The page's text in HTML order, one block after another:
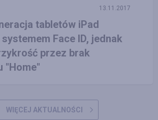
13.11.2017
tabletów iPad
Face ID, jednak
przez brak
"Home"
WIĘCEJ AKTUALNOŚCI